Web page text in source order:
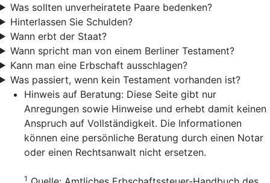
Was sollten unverheiratete Paare bedenken?
Hinterlassen Sie Schulden?
Wann erbt der Staat?
Wann spricht man von einem Berliner Testament?
Kann man eine Erbschaft ausschlagen?
Was passiert, wenn kein Testament vorhanden ist?
Hinweis auf Beratung: Diese Seite gibt nur
Anregungen sowie Hinweise und erhebt damit keinen
Anspruch auf Vollständigkeit. Die Informationen
können eine persönliche Beratung durch einen Notar
oder einen Rechtsanwalt nicht ersetzen.
1